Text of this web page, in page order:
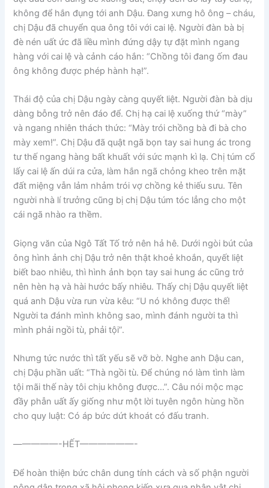
không để hắn đụng tới anh Dậu. Đang xưng hô ông – cháu,
chị Dậu đã chuyển qua ông tôi với cai lệ. Người đàn bà bị
đè nén uất ức đã liều mình đứng dậy tự đặt mình ngang
hàng với cai lệ và cảnh cáo hắn: “Chồng tôi đang ốm đau
ông không được phép hành hạ!”.
Thái độ của chị Dậu ngày càng quyết liệt. Người đàn bà dịu
dàng bỗng trở nên đáo để. Chị hạ cai lệ xuống thứ “mày”
và ngang nhiên thách thức: “Mày trói chồng bà đi bà cho
mày xem!”. Chị Dậu đã quật ngã bọn tay sai hung ác trong
tư thế ngang hàng bất khuất với sức mạnh kì lạ. Chị túm cổ
lấy cai lệ ấn dúi ra cửa, làm hắn ngã chỏng kheo trên mặt
đất miệng vẫn lảm nhảm trói vợ chồng kẻ thiếu sưu. Tên
người nhà lí trưởng cũng bị chị Dậu túm tóc lẳng cho một
cái ngã nhào ra thềm.
Giọng văn của Ngô Tất Tố trở nên hả hê. Dưới ngòi bút của
ông hình ảnh chị Dậu trở nên thật khoẻ khoắn, quyết liệt
biết bao nhiêu, thì hình ảnh bọn tay sai hung ác cũng trở
nên hèn hạ và hài hước bấy nhiêu. Thấy chị Dậu quyết liệt
quá anh Dậu vừa run vừa kêu: “U nó không được thế!
Người ta đánh mình không sao, mình đánh người ta thì
mình phải ngồi tù, phải tội”.
Nhưng tức nước thì tất yếu sẽ vỡ bờ. Nghe anh Dậu can,
chị Dậu phần uất: “Thà ngồi tù. Để chúng nó làm tình làm
tội mãi thế này tôi chịu không được…”. Câu nói mộc mạc
đầy phẫn uất ấy giống như một lời tuyên ngôn hùng hồn
cho quy luật: Có áp bức dứt khoát có đấu tranh.
—————-HẾT——————-
Để hoàn thiện bức chân dung tính cách và số phận người